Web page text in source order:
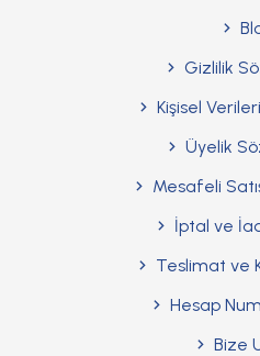
Gizlilik
Kişisel
Üyelik
Mesafeli
İptal ve
Teslimat ve
Hesap
Bize